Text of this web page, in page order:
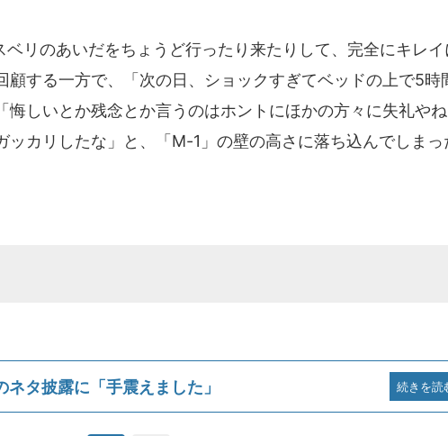
リのあいだをちょうど行ったり来たりして、完全にキレイ
顧する一方で、「次の日、ショックすぎてベッドの上で5時
悔しいとか残念とか言うのはホントにほかの方々に失礼や
ッカリしたな」と、「M-1」の壁の高さに落ち込んでしまっ
タ披露に「手震えました」 続きを読